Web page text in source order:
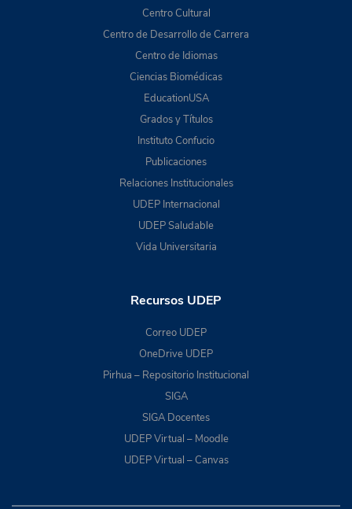
Centro Cultural
Centro de Desarrollo de Carrera
Centro de Idiomas
Ciencias Biomédicas
EducationUSA
Grados y Títulos
Instituto Confucio
Publicaciones
Relaciones Institucionales
UDEP Internacional
UDEP Saludable
Vida Universitaria
Recursos UDEP
Correo UDEP
OneDrive UDEP
Pirhua – Repositorio Institucional
SIGA
SIGA Docentes
UDEP Virtual – Moodle
UDEP Virtual – Canvas